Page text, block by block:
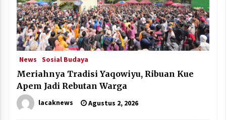
News Sosial Budaya
Meriahnya Tradisi Yaqowiyu, Ribuan Kue
Apem Jadi Rebutan Warga
lacaknews Agustus 2, 2026